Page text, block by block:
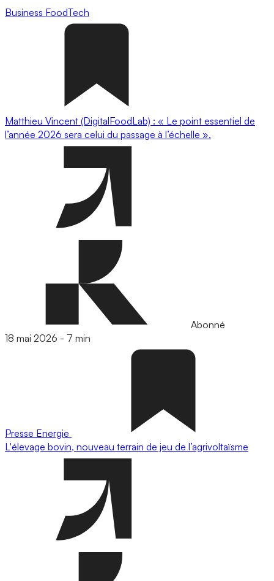
Business FoodTech
Matthieu Vincent (DigitalFoodLab) : « Le point essentiel de
l’année 2026 sera celui du passage à l’échelle ».
Abonné
18 mai 2026 - 7 min
Presse Energie
L'élevage bovin, nouveau terrain de jeu de l’agrivoltaïsme